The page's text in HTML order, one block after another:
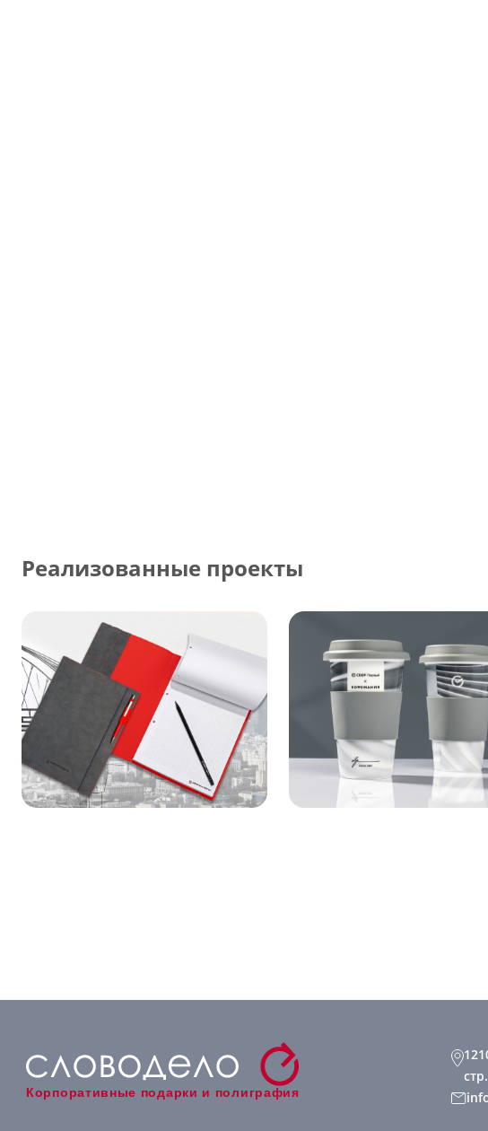
Реализованные проекты
Корпоративные подарки и полиграфия